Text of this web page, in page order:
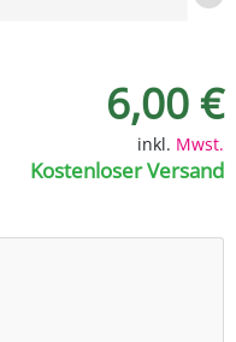
6,00 €
inkl. Mwst.
Kostenloser Versand